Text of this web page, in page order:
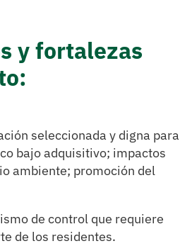
y fortalezas
:
seleccionada y digna para
bajo adquisitivo; impactos
ambiente; promoción del
de control que requiere
de los residentes.